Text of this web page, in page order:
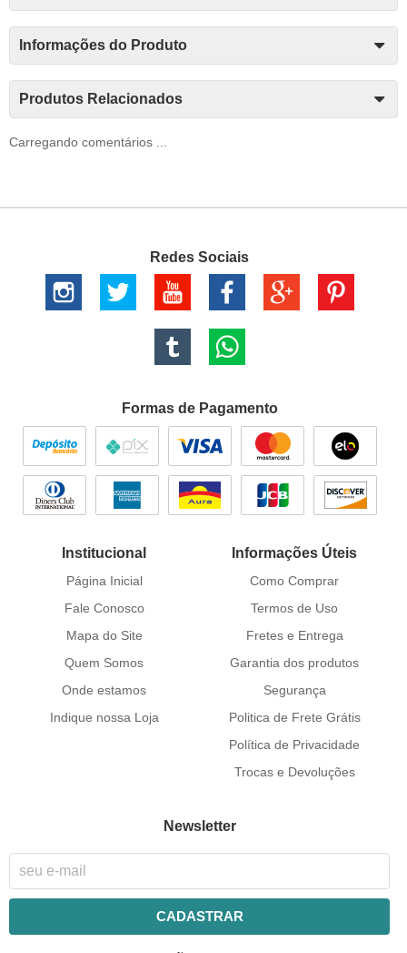
Informações do Produto
Produtos Relacionados
Carregando comentários ...
Redes Sociais
Formas de Pagamento
Institucional
Página Inicial
Fale Conosco
Mapa do Site
Quem Somos
Onde estamos
Indique nossa Loja
Informações Úteis
Como Comprar
Termos de Uso
Fretes e Entrega
Garantia dos produtos
Segurança
Politica de Frete Grátis
Política de Privacidade
Trocas e Devoluções
Newsletter
CADASTRAR